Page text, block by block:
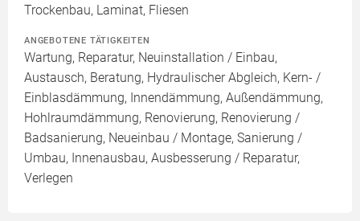
Trockenbau, Laminat, Fliesen
ANGEBOTENE TÄTIGKEITEN
Wartung, Reparatur, Neuinstallation / Einbau,
Austausch, Beratung, Hydraulischer Abgleich, Kern- /
Einblasdämmung, Innendämmung, Außendämmung,
Hohlraumdämmung, Renovierung, Renovierung /
Badsanierung, Neueinbau / Montage, Sanierung /
Umbau, Innenausbau, Ausbesserung / Reparatur,
Verlegen